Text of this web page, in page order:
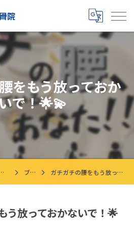
をもう放っておか
で！🌟💫
あまがい鍼灸接骨院 ブログ ガチガチの腰をもう放っておかないで！🌟💫
う放っておかないで！🌟